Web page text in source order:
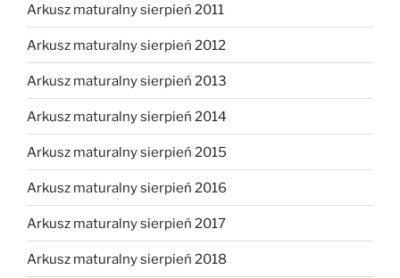
Arkusz maturalny sierpień 2011
Arkusz maturalny sierpień 2012
Arkusz maturalny sierpień 2013
Arkusz maturalny sierpień 2014
Arkusz maturalny sierpień 2015
Arkusz maturalny sierpień 2016
Arkusz maturalny sierpień 2017
Arkusz maturalny sierpień 2018